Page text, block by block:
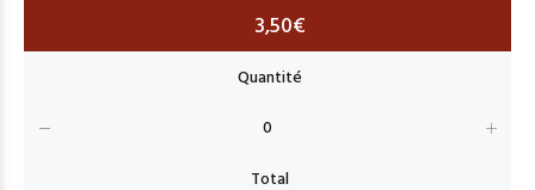
3,50€